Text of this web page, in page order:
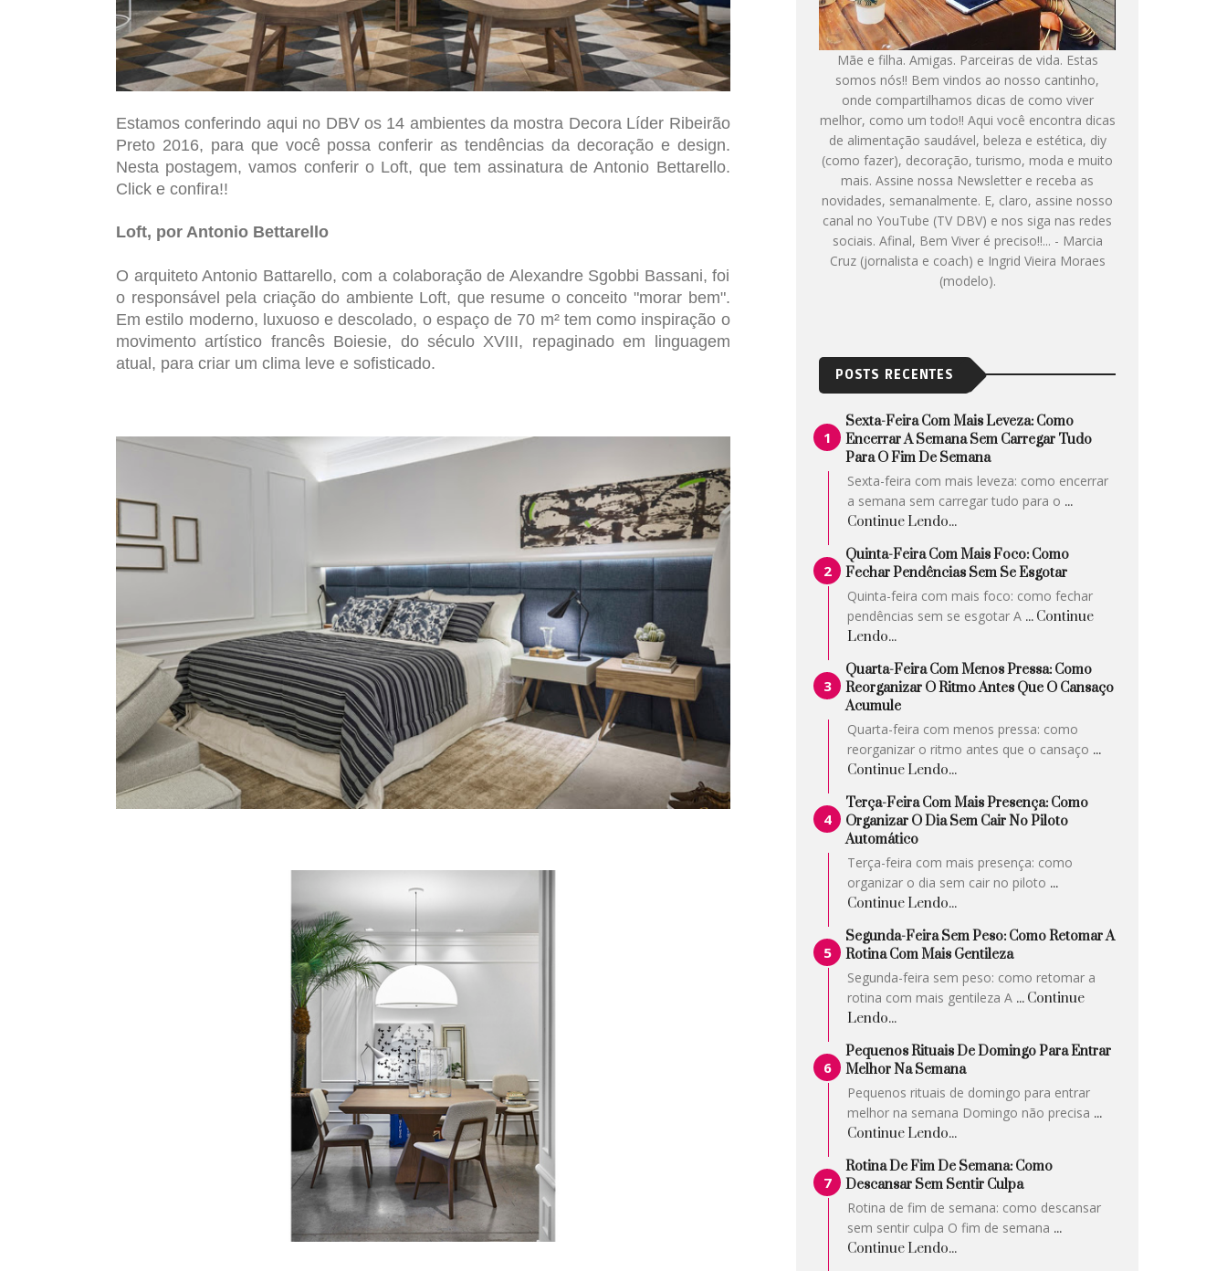
Estamos conferindo aqui no DBV os 14 ambientes da mostra Decora Líder Ribeirão
Preto 2016, para que você possa conferir as tendências da decoração e design.
Nesta postagem, vamos conferir o Loft, que tem assinatura de Antonio Bettarello.
Click e confira!!
Loft, por Antonio Bettarello
O arquiteto Antonio Battarello, com a colaboração de Alexandre Sgobbi Bassani, foi
o responsável pela criação do ambiente Loft, que resume o conceito "morar bem".
Em estilo moderno, luxuoso e descolado, o espaço de 70 m² tem como inspiração o
movimento artístico francês Boiesie, do século XVIII, repaginado em linguagem
atual, para criar um clima leve e sofisticado.
Mãe e filha. Amigas. Parceiras de vida. Estas
somos nós!! Bem vindos ao nosso cantinho,
onde compartilhamos dicas de como viver
melhor, como um todo!! Aqui você encontra dicas
de alimentação saudável, beleza e estética, diy
(como fazer), decoração, turismo, moda e muito
mais. Assine nossa Newsletter e receba as
novidades, semanalmente. E, claro, assine nosso
canal no YouTube (TV DBV) e nos siga nas redes
sociais. Afinal, Bem Viver é preciso!!... - Marcia
Cruz (jornalista e coach) e Ingrid Vieira Moraes
(modelo).
POSTS RECENTES
Sexta-Feira Com Mais Leveza: Como
Encerrar A Semana Sem Carregar Tudo
Para O Fim De Semana
Sexta-feira com mais leveza: como encerrar
a semana sem carregar tudo para o ...
Continue Lendo...
Quinta-Feira Com Mais Foco: Como
Fechar Pendências Sem Se Esgotar
Quinta-feira com mais foco: como fechar
pendências sem se esgotar A ... Continue
Lendo...
Quarta-Feira Com Menos Pressa: Como
Reorganizar O Ritmo Antes Que O Cansaço
Acumule
Quarta-feira com menos pressa: como
reorganizar o ritmo antes que o cansaço ...
Continue Lendo...
Terça-Feira Com Mais Presença: Como
Organizar O Dia Sem Cair No Piloto
Automático
Terça-feira com mais presença: como
organizar o dia sem cair no piloto ...
Continue Lendo...
Segunda-Feira Sem Peso: Como Retomar A
Rotina Com Mais Gentileza
Segunda-feira sem peso: como retomar a
rotina com mais gentileza A ... Continue
Lendo...
Pequenos Rituais De Domingo Para Entrar
Melhor Na Semana
Pequenos rituais de domingo para entrar
melhor na semana Domingo não precisa ...
Continue Lendo...
Rotina De Fim De Semana: Como
Descansar Sem Sentir Culpa
Rotina de fim de semana: como descansar
sem sentir culpa O fim de semana ...
Continue Lendo...